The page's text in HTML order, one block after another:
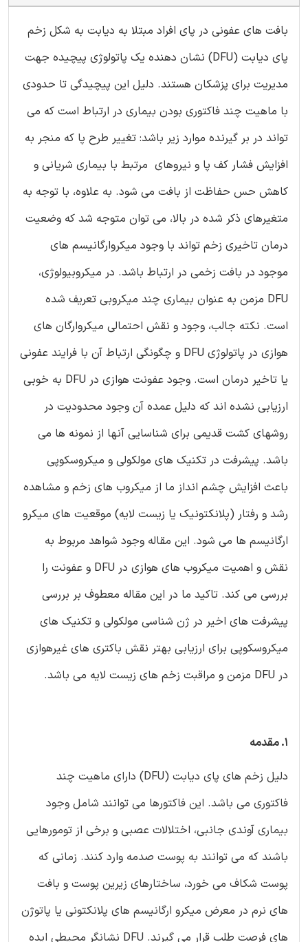
بافت های عفونی در پای افراد مبتلا به دیابت به شکل زخم
پای دیابت (DFU) نشان دهنده یک پاتولوژی پیچیده جهت
مدیریت برای پزشکان هستند. دلیل این پیچیدگی تا حدودی
با ماهیت چند فاکتوری بودن بیماری در ارتباط است که می
تواند در بر گیرنده موارد زیر باشد: تغییر طرح پا که منجر به
افزایش فشار کف پا و نیروهای مرتبط با بیماری شریانی و
کاهش حس حفاظت از بافت می شود. به علاوه، با توجه به
متغیرهای ذکر شده در بالا، می توان متوجه شد که وضعیت
درمان تاخیری زخم تواند با وجود میکروارگانیسم های
موجود در بافت زخمی در ارتباط باشد. در میکروبیولوژی،
DFU مزمن به عنوان بیماری چند میکروبی تعریف شده
است. نکته جالب، وجود و نقش احتمالی میکروارگان های
هوازی در پاتولوژی DFU و چگونگی ارتباط آن با فرایند عفونی
یا تاخیر درمان است. وجود عفونت هوازی در DFU به خوبی
ارزیابی نشده اند که دلیل عمده آن وجود محدودیت در
روشهای کشت قدیمی برای شناسایی آنها از نمونه ها می
باشد. پیشرفت در تکنیک های مولکولی و میکروسکوپی
باعث افزایش چشم انداز ما از میکروب های زخم و مشاهده
رشد و رفتار (پلانکتونیک یا زیست لایه) موقعیت های میکرو
ارگانیسم ها می شود. این مقاله وجود شواهد مربوط به
نقش و اهمیت میکروب های هوازی در DFU و عفونت را
بررسی می کند. تاکید ما در این مقاله معطوف بر بررسی
پیشرفت های اخیر در ژن شناسی مولکولی و تکنیک های
میکروسکوپی برای ارزیابی بهتر نقش باکتری های غیرهوازی
در DFU مزمن و مراقبت زخم های زیست لایه می باشد.
1. مقدمه
دلیل زخم های پای دیابت (DFU) دارای ماهیت چند
فاکتوری می باشد. این فاکتورها می توانند شامل وجود
بیماری آوندی جانبی، اختلالات عصبی و برخی از تومورهایی
باشند که می توانند به پوست صدمه وارد کنند. زمانی که
پوست شکاف می خورد، ساختارهای زیرین پوست و بافت
های نرم در معرض میکرو ارگانیسم های پلانکتونی یا پاتوژن
های فرصت طلب قرار می گیرند. DFU نشانگر محیطی ایده